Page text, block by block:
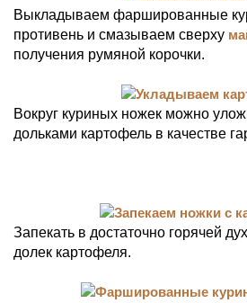
Выкладываем фаршированные
противень и смазываем сверху
получения румяной корочки.
Вокруг куриных ножек можно
дольками картофель в качестве
Запекать в достаточно горячей
долек картофеля.